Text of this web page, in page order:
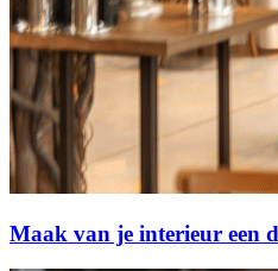
Maak van je interieur een